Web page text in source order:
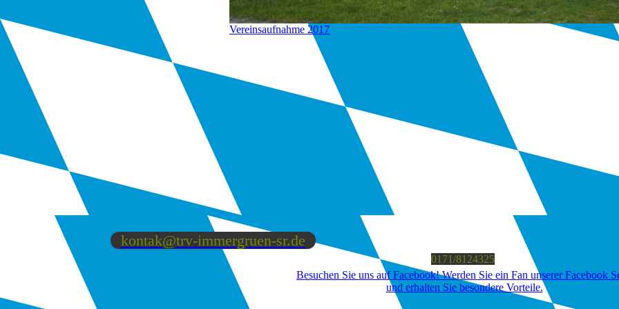
Vereinsaufnahme 2017
kontak@trv-immergruen-sr.de
0171/8124325
Besuchen Sie uns auf Facebook! Werden Sie ein Fan unserer Facebook
und erhalten Sie besondere Vorteile.